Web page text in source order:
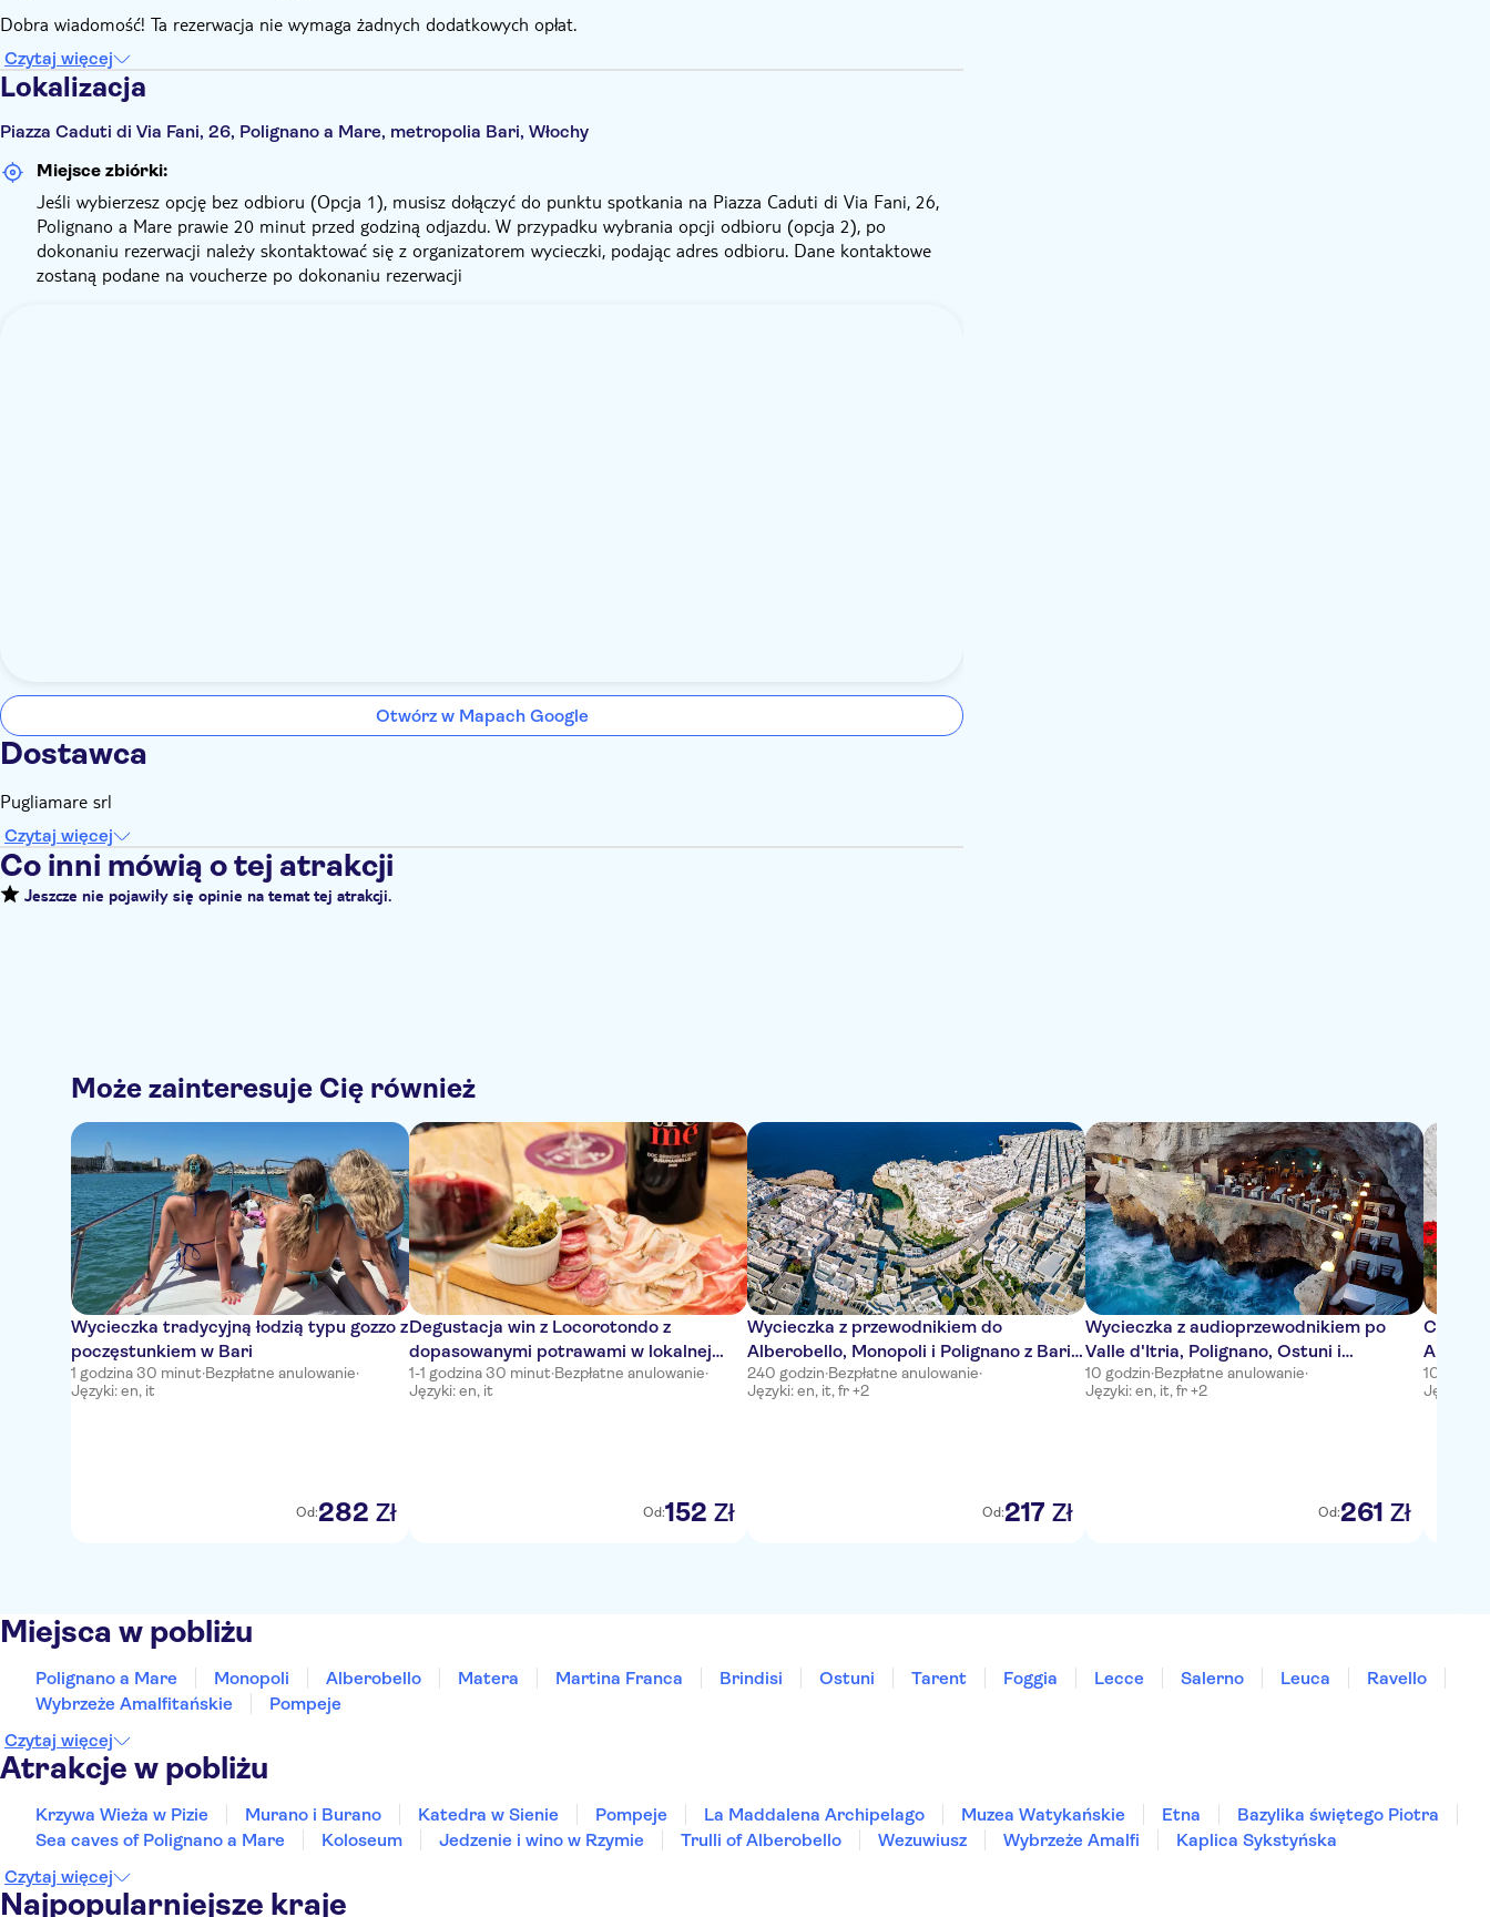
Dobra wiadomość! Ta rezerwacja nie wymaga żadnych dodatkowych opłat.
Czytaj więcej
Lokalizacja
Piazza Caduti di Via Fani, 26, Polignano a Mare, metropolia Bari, Włochy
Miejsce zbiórki:
Jeśli wybierzesz opcję bez odbioru (Opcja 1), musisz dołączyć do punktu spotkania na Piazza Caduti di Via Fani, 26,
Polignano a Mare prawie 20 minut przed godziną odjazdu. W przypadku wybrania opcji odbioru (opcja 2), po
dokonaniu rezerwacji należy skontaktować się z organizatorem wycieczki, podając adres odbioru. Dane kontaktowe
zostaną podane na voucherze po dokonaniu rezerwacji
Otwórz w Mapach Google
Dostawca
Pugliamare srl
Czytaj więcej
Co inni mówią o tej atrakcji
Jeszcze nie pojawiły się opinie na temat tej atrakcji.
Może zainteresuje Cię również
Wycieczka tradycyjną łodzią typu gozzo z
poczęstunkiem w Bari
1 godzina 30 minut·Bezpłatne anulowanie·
Języki: en, it
Od:282 Zł
Degustacja win z Locorotondo z
dopasowanymi potrawami w lokalnej
winiarni
1-1 godzina 30 minut·Bezpłatne anulowanie·
Języki: en, it
Od:152 Zł
Wycieczka z przewodnikiem do
Alberobello, Monopoli i Polignano z Bari
lub Polignano a Mare
240 godzin·Bezpłatne anulowanie·
Języki: en, it, fr +2
Od:217 Zł
Wycieczka z audioprzewodnikiem po
Valle d'Itria, Polignano, Ostuni i
Locorotondo
10 godzin·Bezpłatne anulowanie·
Języki: en, it, fr +2
Od:261 Zł
10 godzin
Języki:
Miejsca w pobliżu
Polignano a Mare Monopoli Alberobello Matera Martina Franca Brindisi Ostuni Tarent Foggia Lecce Salerno Leuca
Ravello
Wybrzeże Amalfitańskie
Pompeje
Czytaj więcej
Atrakcje w pobliżu
Krzywa Wieża w Pizie Murano i Burano Katedra w Sienie Pompeje La Maddalena Archipelago Muzea Watykańskie Etna
Bazylika świętego Piotra
Sea caves of Polignano a Mare
Koloseum Jedzenie i wino w Rzymie Trulli of Alberobello Wezuwiusz Wybrzeże Amalfi
Kaplica Sykstyńska
Czytaj więcej
Najpopularniejsze kraje